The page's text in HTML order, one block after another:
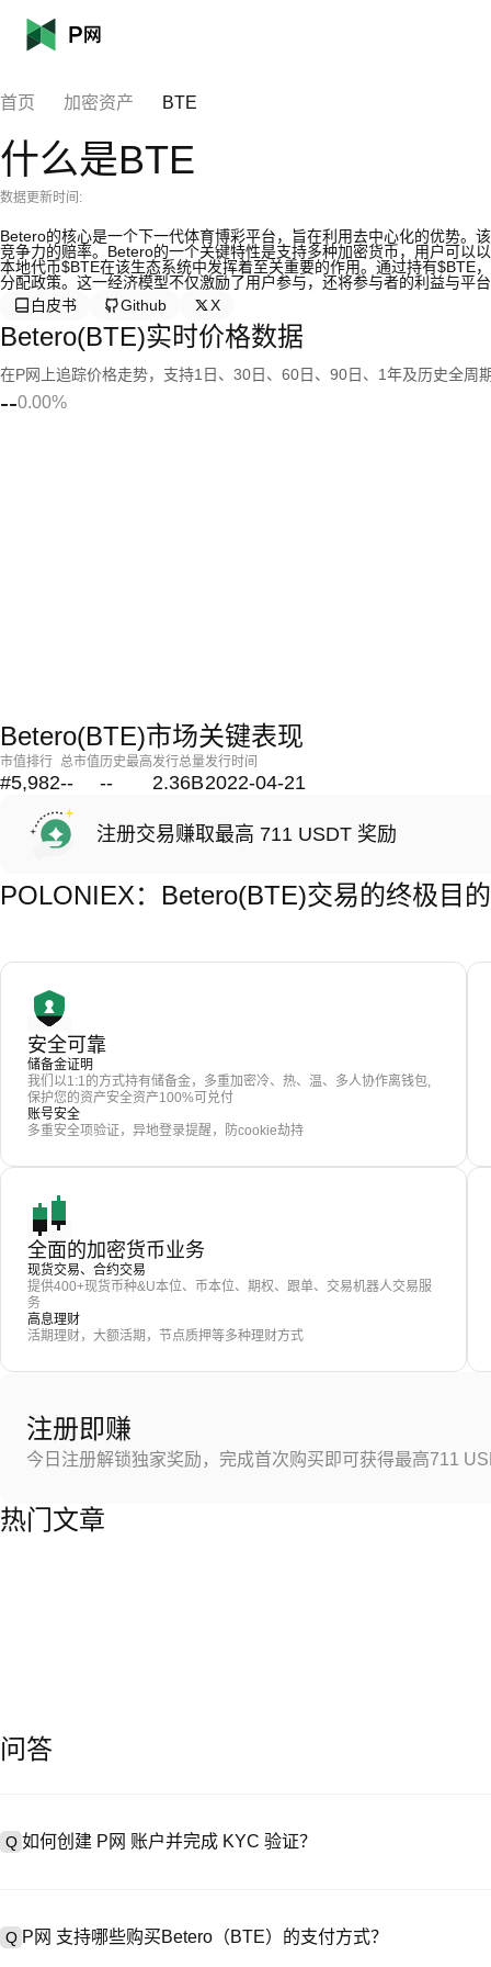
首页 加密资产 BTE
什么是BTE
数据更新时间:
Betero的核心是一个下一代体育博彩平台，旨在利用去中心化的优势。
竞争力的赔率。Betero的一个关键特性是支持多种加密货币，用户可以
本地代币$BTE在该生态系统中发挥着至关重要的作用。通过持有$BTE
分配政策。这一经济模型不仅激励了用户参与，还将参与者的利益与平
白皮书
Github X
Betero(BTE)实时价格数据
在P网上追踪价格走势，支持1日、30日、60日、90日、1年及历史全周
--0.00%
Betero(BTE)市场关键表现
市值排行
#5,982
总市值
--
历史最高
--
发行总量
2.36B
发行时间
2022-04-21
注册交易赚取最高 711 USDT 奖励
POLONIEX：Betero(BTE)交易的终极目
安全可靠
储备金证明
我们以1:1的方式持有储备金，多重加密冷、热、温、多人协作离钱包,
保护您的资产安全资产100%可兑付
账号安全
多重安全项验证，异地登录提醒，防cookie劫持
全面的加密货币业务
现货交易、合约交易
提供400+现货币种&U本位、币本位、期权、跟单、交易机器人交易服
务
高息理财
活期理财，大额活期，节点质押等多种理财方式
注册即赚
今日注册解锁独家奖励，完成首次购买即可获得最高711
热门文章
问答
Q 如何创建 P网 账户并完成 KYC 验证？
Q P网 支持哪些购买Betero（BTE）的支付方式？